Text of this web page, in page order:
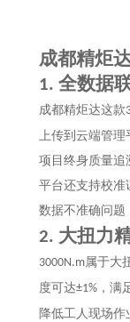
成都精炬
1. 全数据
成都精炬达这款
上传到云端管理
项目终身质量追
平台还支持校准
数据不准确问题
2. 大扭力
3000N.m属于大
度可达±1%，满
降低工人现场